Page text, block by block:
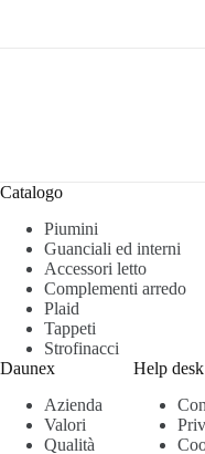
Catalogo
Piumini
Guanciali ed interni
Accessori letto
Complementi arredo
Plaid
Tappeti
Strofinacci
Daunex
Azienda
Valori
Qualità
Help desk